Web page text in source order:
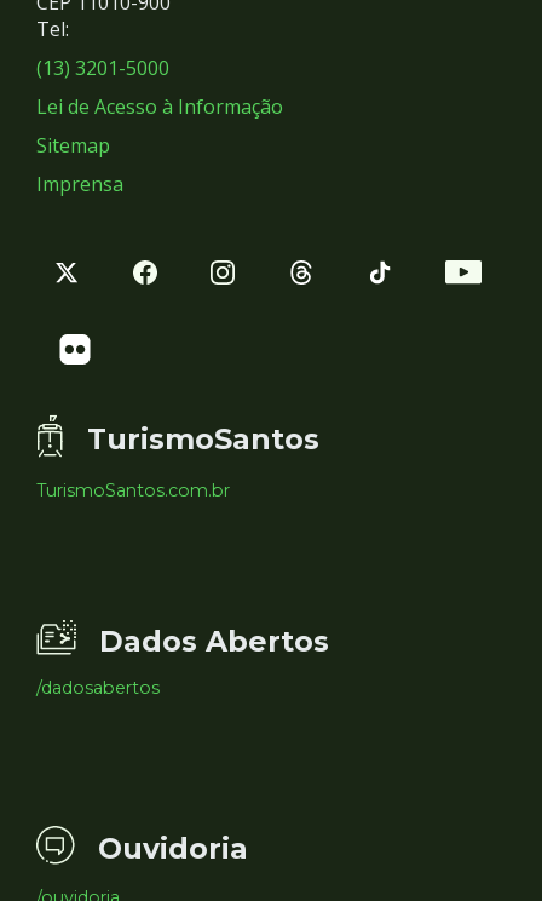
Sociais
Tel:
(13) 3201-5000
Lei de Acesso à Informação
Sitemap
Imprensa
TurismoSantos
TurismoSantos.com.br
Dados Abertos
/dadosabertos
Ouvidoria